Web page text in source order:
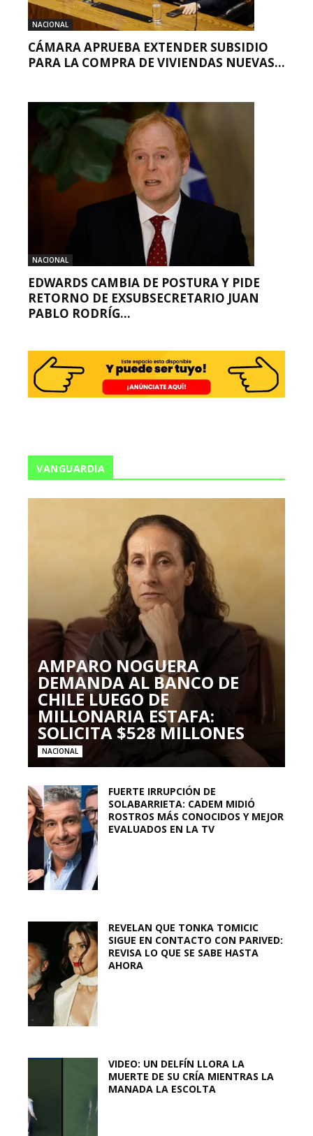
NACIONAL
CÁMARA APRUEBA EXTENDER SUBSIDIO
PARA LA COMPRA DE VIVIENDAS NUEVAS...
NACIONAL
EDWARDS CAMBIA DE POSTURA Y PIDE
RETORNO DE EXSUBSECRETARIO JUAN
PABLO RODRÍG...
VANGUARDIA
AMPARO NOGUERA
DEMANDA AL BANCO DE
CHILE LUEGO DE
MILLONARIA ESTAFA:
SOLICITA $528 MILLONES
NACIONAL
FUERTE IRRUPCIÓN DE
SOLABARRIETA: CADEM MIDIÓ
ROSTROS MÁS CONOCIDOS Y MEJOR
EVALUADOS EN LA TV
REVELAN QUE TONKA TOMICIC
SIGUE EN CONTACTO CON PARIVED:
REVISA LO QUE SE SABE HASTA
AHORA
VIDEO: UN DELFÍN LLORA LA
MUERTE DE SU CRÍA MIENTRAS LA
MANADA LA ESCOLTA